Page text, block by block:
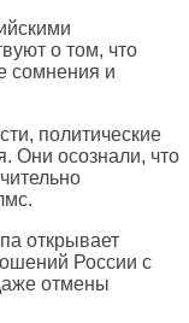
о том, что
сомнения и
политические
Они осознали, что
открывает
России с
отмены